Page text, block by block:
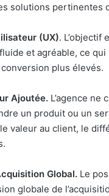
solutions pertinentes
(UX). L’objectif
et agréable, ce
plus élevés.
Ajoutée. L’agence ne
un produit ou un
valeur au client, le
Global. Le
globale de